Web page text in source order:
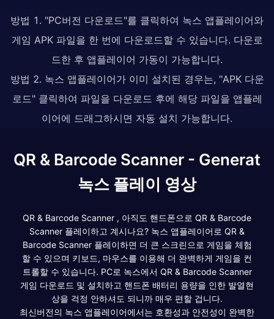
방법 1. "PC버전 다운로드"를 클릭하여 녹스 앱플레이어와
게임 APK 파일을 한 번에 다운로드할 수 있습니다. 다운로
드한 후 앱플레이어 가동이 가능합니다.
방법 2. 녹스 앱플레이어가 이미 설치된 경우는, "APK 다운
로드" 클릭하여 파일을 다운로드 후에 해당 파일을 앱플레
이어에 드래그하시면 자동 설치 가능합니다.
QR & Barcode Scanner - Generat
녹스 플레이 영상
QR & Barcode Scanner , 아직도 핸드폰으로 QR & Barcode
Scanner 플레이하고 계시나요? 녹스 앱플레이어로 QR &
Barcode Scanner 플레이하면 더 큰 스크린으로 게임을 체험
할 수 있으며 키보드, 마우스를 이용해 더 완벽하게 게임을 컨
트롤할 수 있습니다. PC로 녹스에서 QR & Barcode Scanner
게임 다운로드 및 설치하고 핸드폰 배터리 용량을 인한 발열현
상을 걱정 안하셔도 되니까 매우 편할 겁니다.
최신버전의 녹스 앱플레이어에서는 호환성과 안전성이 완벽한